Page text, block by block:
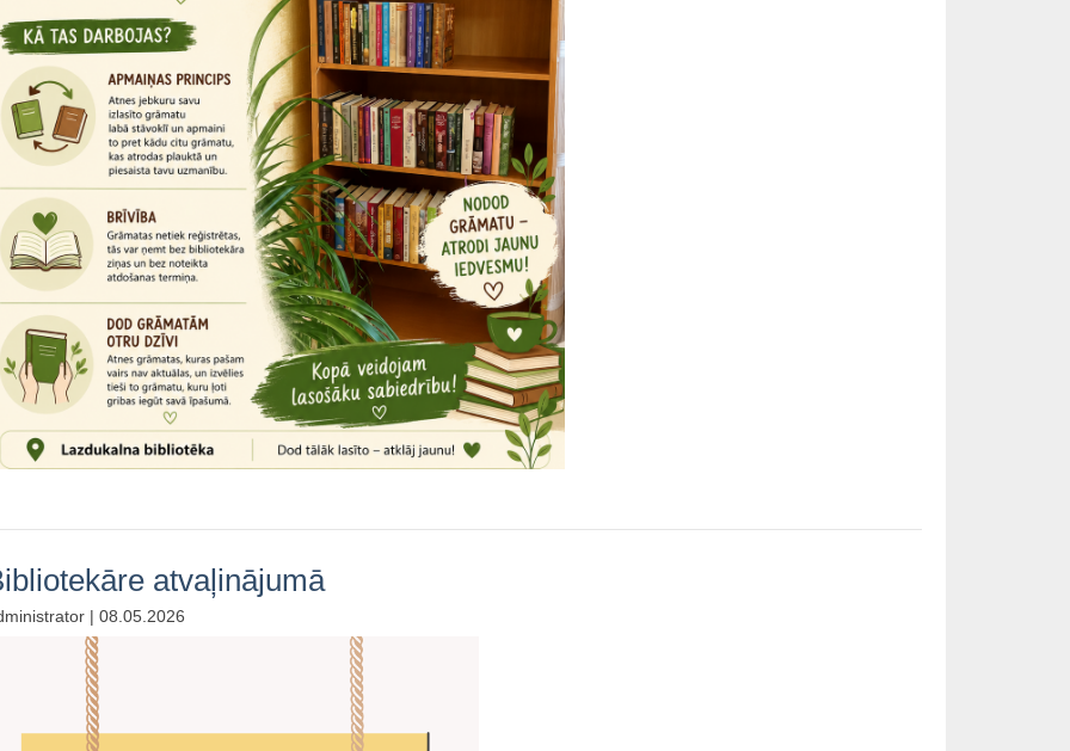
atvaļinājumā
| 08.05.2026